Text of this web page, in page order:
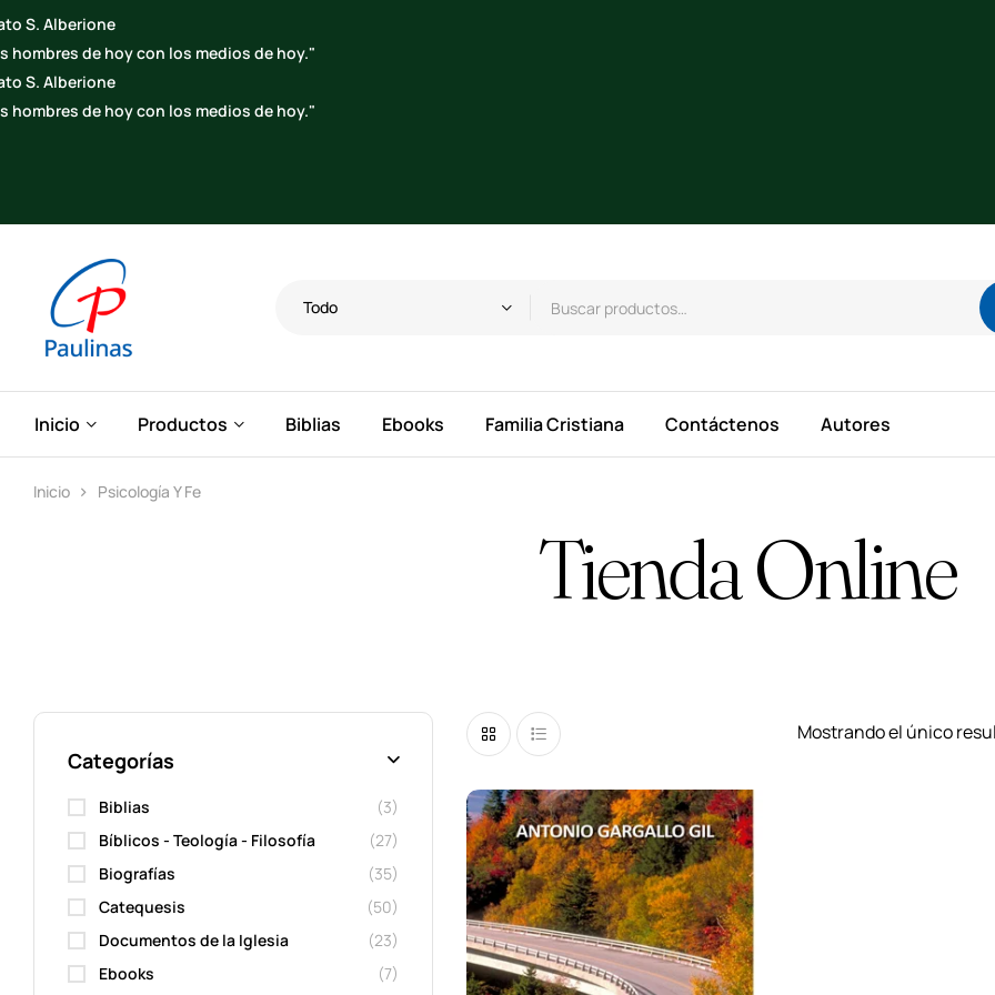
Todo
Inicio Productos Biblias Ebooks Familia Cristiana Contáctenos Autores
Inicio Psicología Y Fe
Tienda Online
Mostrando el único
Categorías
Biblias
(3)
Bíblicos - Teología - Filosofía
(27)
Biografías
(35)
Catequesis
(50)
Documentos de la Iglesia
(23)
Ebooks
(7)